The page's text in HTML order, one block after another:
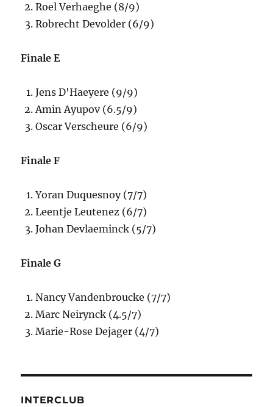
Roel Verhaeghe (8/9)
Robrecht Devolder (6/9)
Finale E
Jens D'Haeyere (9/9)
Amin Ayupov (6.5/9)
Oscar Verscheure (6/9)
Finale F
Yoran Duquesnoy (7/7)
Leentje Leutenez (6/7)
Johan Devlaeminck (5/7)
Finale G
Nancy Vandenbroucke (7/7)
Marc Neirynck (4.5/7)
Marie-Rose Dejager (4/7)
INTERCLUB